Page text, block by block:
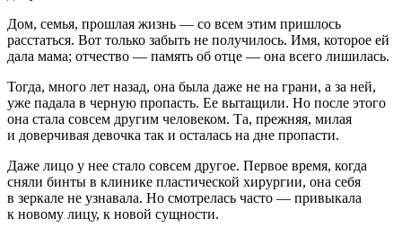
Дом, семья, прошлая жизнь — со всем этим пришлось
расстаться. Вот только забыть не получилось. Имя, которое ей
дала мама; отчество — память об отце — она всего лишилась.
Тогда, много лет назад, она была даже не на грани, а за ней,
уже падала в черную пропасть. Ее вытащили. Но после этого
она стала совсем другим человеком. Та, прежняя, милая
и доверчивая девочка так и осталась на дне пропасти.
Даже лицо у нее стало совсем другое. Первое время, когда
сняли бинты в клинике пластической хирургии, она себя
в зеркале не узнавала. Но смотрелась часто — привыкала
к новому лицу, к новой сущности.